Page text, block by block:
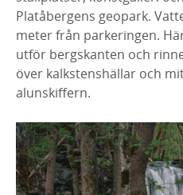
Platåbergens geopark.
meter från parkeringen.
utför bergskanten och
över kalkstenshällar och
alunskiffern.